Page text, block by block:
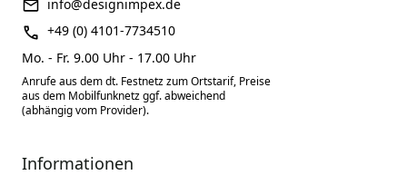
info@designimpex.de
+49 (0) 4101-7734510
Mo. - Fr. 9.00 Uhr - 17.00 Uhr
Anrufe aus dem dt. Festnetz zum Ortstarif, Preise
aus dem Mobilfunknetz ggf. abweichend
(abhängig vom Provider).
Informationen